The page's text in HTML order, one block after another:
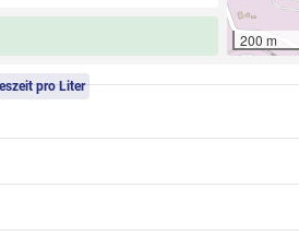
200 m
pro Liter